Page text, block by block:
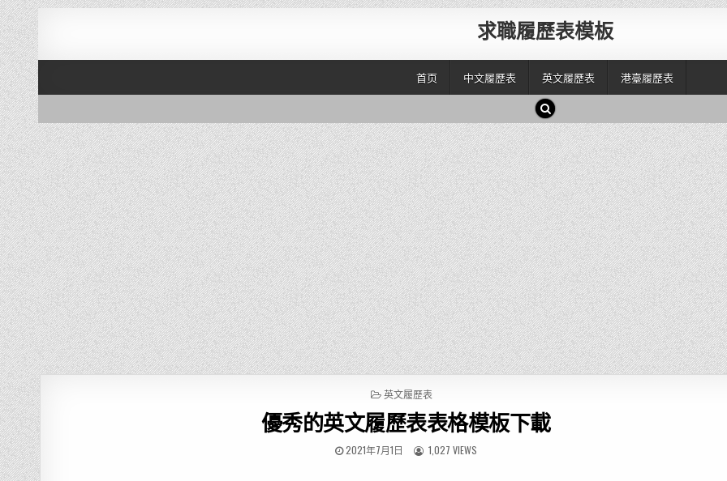
求職履歷表模板
首页 中文履歷表 英文履歷表 港臺履歷表
P
S
T
E
英文履歷表
優秀的英文履歷表表格模板下載
2021年7月1日 1,027 VIEWS